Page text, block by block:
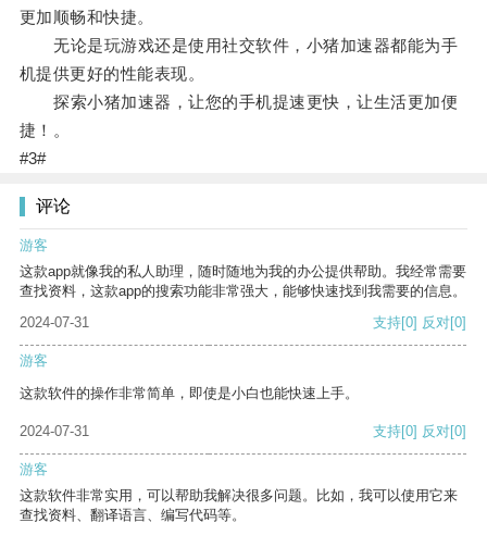
更加顺畅和快捷。
无论是玩游戏还是使用社交软件，小猪加速器都能为手
机提供更好的性能表现。
探索小猪加速器，让您的手机提速更快，让生活更加便
捷！。
#3#
评论
游客
这款app就像我的私人助理，随时随地为我的办公提供帮助。我经常需要
查找资料，这款app的搜索功能非常强大，能够快速找到我需要的信息。
2024-07-31
支持[0] 反对[0]
游客
这款软件的操作非常简单，即使是小白也能快速上手。
2024-07-31 支持[0] 反对[0]
游客
这款软件非常实用，可以帮助我解决很多问题。比如，我可以使用它来
查找资料、翻译语言、编写代码等。